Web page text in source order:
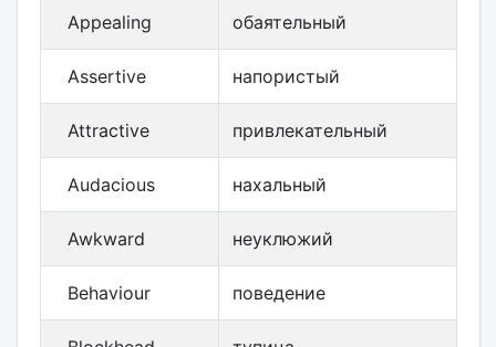
Appealing обаятельный
Assertive напористый
Attractive привлекательный
Audacious нахальный
Awkward неуклюжий
Behaviour поведение